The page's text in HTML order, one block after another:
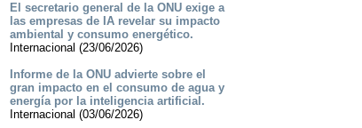
El secretario general de la ONU exige a
las empresas de IA revelar su impacto
ambiental y consumo energético.
Internacional (23/06/2026)
Informe de la ONU advierte sobre el
gran impacto en el consumo de agua y
energía por la inteligencia artificial.
Internacional (03/06/2026)